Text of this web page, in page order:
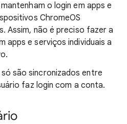
o login em apps e
ChromeOS
Assim, não é preciso fazer a
apps e serviços individuais a
são sincronizados entre
faz login com a conta.